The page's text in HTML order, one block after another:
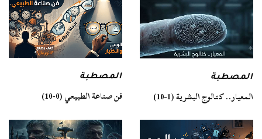
المصطبة
المعيار.. كتالوج البشرية (1-10)
المصطبة
فن صناعة الطبيعي (0-10)